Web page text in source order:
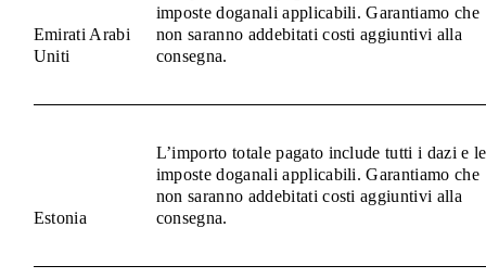
Emirati Arabi
Uniti
imposte doganali applicabili. Garantiamo che
non saranno addebitati costi aggiuntivi alla
consegna.
Estonia
L’importo totale pagato include tutti i dazi e le
imposte doganali applicabili. Garantiamo che
non saranno addebitati costi aggiuntivi alla
consegna.